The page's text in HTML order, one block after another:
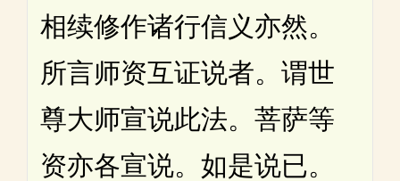
相续修作诸行信义亦然。
所言师资互证说者。谓世
尊大师宣说此法。菩萨等
资亦各宣说。如是说已。